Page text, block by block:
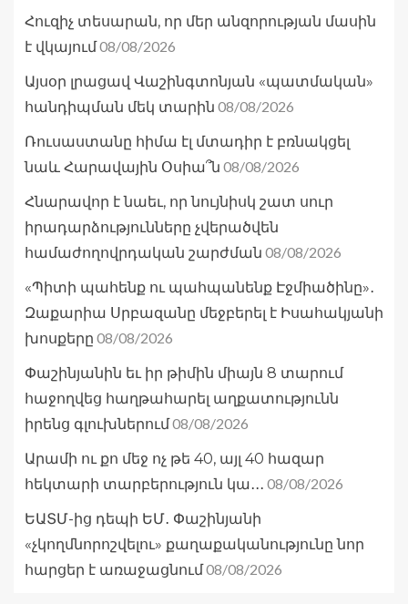
Հուզիչ տեսարան, որ մեր անզորության մասին
է վկայում08/08/2026
Այսօր լրացավ Վաշինգտոնյան «պատմական»
հանդիպման մեկ տարին 08/08/2026
Ռուսաստանը հիմա էլ մտադիր է բռնակցել
նաև Հարավային Օսիա՞ն 08/08/2026
Հնարավոր է նաեւ, որ նույնիսկ շատ սուր
իրադարձությունները չվերածվեն
համաժողովրդական շարժման 08/08/2026
«Պիտի պահենք ու պահպանենք Էջմիածինը»․
Զաքարիա Սրբազանը մեջբերել է Իսահակյանի
խոսքերը 08/08/2026
Փաշինյանին եւ իր թիմին միայն 8 տարում
հաջողվեց հաղթահարել աղքատությունն
իրենց գլուխներում08/08/2026
Արամի ու քո մեջ ոչ թե 40, այլ 40 հազար
հեկտարի տարբերություն կա․․․ 08/08/2026
ԵԱՏՄ-ից դեպի ԵՄ․ Փաշինյանի
«չկողմնորոշվելու» քաղաքականությունը նոր
հարցեր է առաջացնում08/08/2026